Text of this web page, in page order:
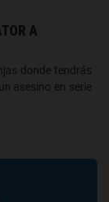
A
donde tendrás
asesino en serie